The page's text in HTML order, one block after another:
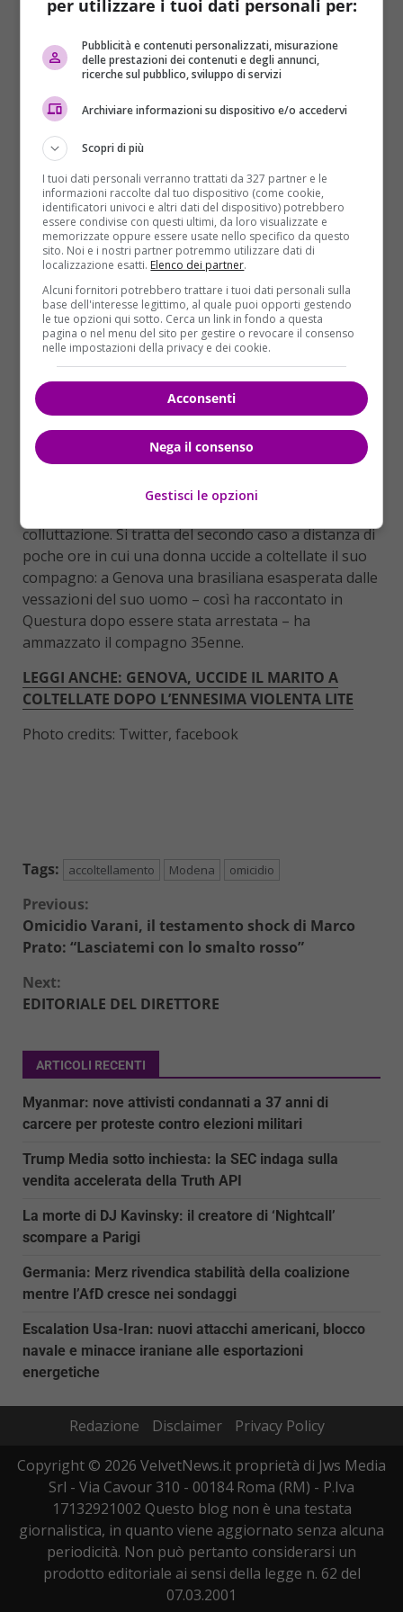
riportata dal sito web dell’
. L’omicidio è avvenuto
attorno alle 6 del mattino.
È stata la donna a dare l’allarme alla polizia
consegnata spontaneamente agli agenti. L’uomo,
Claudio Palladino, è stato ucciso nell’appartamento
al terzo piano della palazzina.
La compagna, una donna cinquantenne
, sarebbe
l’ex badante dei genitori di lui. Palladino sarebbe
stato colpito con almeno una decina di fendenti, ma
colluttazione. Si tratta del secondo caso a distanza di
poche ore in cui una donna uccide a coltellate il suo
compagno: a Genova una brasiliana esasperata dalle
vessazioni del suo uomo – così ha raccontato in
Questura dopo essere stata arrestata – ha
ammazzato il compagno 35enne.
LEGGI ANCHE: GENOVA, UCCIDE IL MARITO A
COLTELLATE DOPO L’ENNESIMA VIOLENTA LITE
Photo credits: Twitter, facebook
Tags: accoltellamento Modena omicidio
Continue
Reading
Previous:
Omicidio Varani, il testamento shock di Marco
Prato: “Lasciatemi con lo smalto rosso”
Next:
EDITORIALE DEL DIRETTORE
ARTICOLI RECENTI
Myanmar: nove attivisti condannati a 37 anni di
carcere per proteste contro elezioni militari
Trump Media sotto inchiesta: la SEC indaga sulla
vendita accelerata della Truth API
La morte di DJ Kavinsky: il creatore di ‘Nightcall’
scompare a Parigi
Germania: Merz rivendica stabilità della coalizione
mentre l’AfD cresce nei sondaggi
Escalation Usa-Iran: nuovi attacchi americani, blocco
navale e minacce iraniane alle esportazioni
energetiche
Redazione Disclaimer
Privacy Policy
Copyright © 2026 VelvetNews.it proprietà di Jws Media
Srl - Via Cavour 310 - 00184 Roma (RM) - P.Iva
17132921002 Questo blog non è una testata
giornalistica, in quanto viene aggiornato senza alcuna
periodicità. Non può pertanto considerarsi un
prodotto editoriale ai sensi della legge n. 62 del
07.03.2001
per utilizzare i tuoi dati personali per:
Pubblicità e contenuti personalizzati, misurazione
delle prestazioni dei contenuti e degli annunci,
ricerche sul pubblico, sviluppo di servizi
Archiviare informazioni su dispositivo e/o accedervi
Scopri di più
I tuoi dati personali verranno trattati da 327 partner e le
informazioni raccolte dal tuo dispositivo (come cookie,
identificatori univoci e altri dati del dispositivo) potrebbero
essere condivise con questi ultimi, da loro visualizzate e
memorizzate oppure essere usate nello specifico da questo
sito. Noi e i nostri partner potremmo utilizzare dati di
localizzazione esatti. Elenco dei partner.
Alcuni fornitori potrebbero trattare i tuoi dati personali sulla
base dell'interesse legittimo, al quale puoi opporti gestendo
le tue opzioni qui sotto. Cerca un link in fondo a questa
pagina o nel menu del sito per gestire o revocare il consenso
nelle impostazioni della privacy e dei cookie.
Acconsenti
Nega il consenso
Gestisci le opzioni